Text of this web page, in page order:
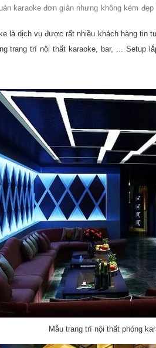
karaoke đơn giản nhưng không kém
là dịch vụ được rất nhiều khách hàng tin
trang trí nội thất karaoke, bar, ... Setup
Mẫu trang trí nội thất phòng